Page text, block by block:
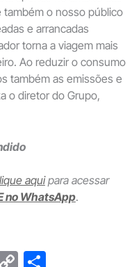
o nosso público
e arrancadas
torna a viagem mais
Ao reduzir o consumo
também as emissões e
o diretor do Grupo,
aquipara acessar
no WhatsApp.
C S